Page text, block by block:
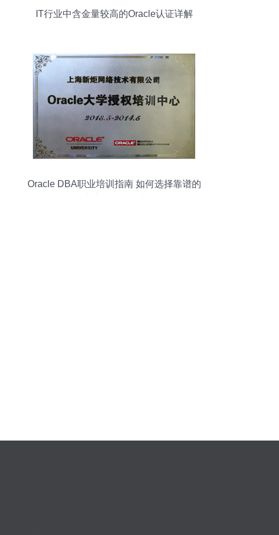
IT行业中含金量较高的Oracle认证详解
Oracle DBA职业培训指南 如何选择靠谱的